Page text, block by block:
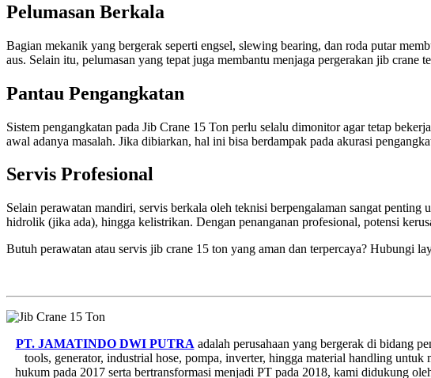
Pelumasan Berkala
Bagian mekanik yang bergerak seperti engsel, slewing bearing, dan roda putar
aus. Selain itu, pelumasan yang tepat juga membantu menjaga pergerakan jib crane
Pantau Pengangkatan
Sistem pengangkatan pada Jib Crane 15 Ton perlu selalu dimonitor agar tetap
awal adanya masalah. Jika dibiarkan, hal ini bisa berdampak pada akurasi
Servis Profesional
Selain perawatan mandiri, servis berkala oleh teknisi berpengalaman sangat
hidrolik (jika ada), hingga kelistrikan. Dengan penanganan profesional, potensi
Butuh perawatan atau servis jib crane 15 ton yang aman dan terpercaya? Hubungi
PT. JAMATINDO DWI PUTRA adalah perusahaan yang bergerak di bidang
tools, generator, industrial hose, pompa, inverter, hingga material handling
hukum pada 2017 serta bertransformasi menjadi PT pada 2018, kami didukung